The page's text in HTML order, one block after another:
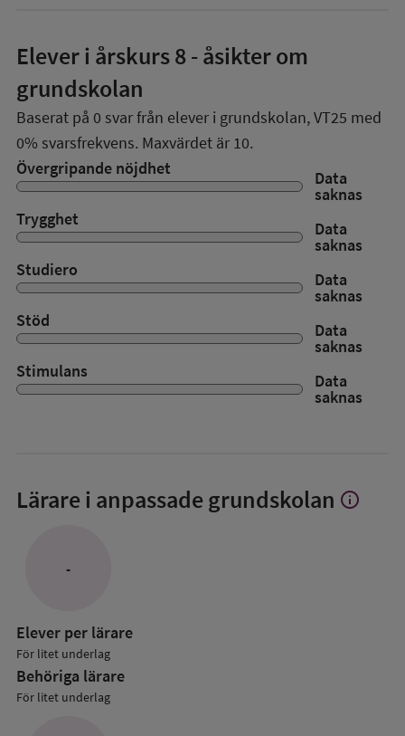
Elever i årskurs 8- åsikter om
grundskolan
Baserat på 0 svar från elever i grundskolan,VT25 med
0% svarsfrekvens. Maxvärdet är 10.
Övergripande nöjdhet
Data
saknas
Trygghet
Data
saknas
Studiero
Data
saknas
Stöd
Data
saknas
Stimulans
Data
saknas
Lärare i anpassade grundskolan Visa
info
-
Elever per lärare
För litet underlag
Behöriga lärare
För litet underlag